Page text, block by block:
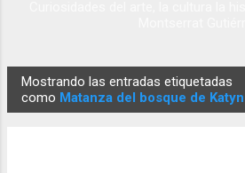
n
Mostrando las entradas etiquetadas
como Matanza del bosque de Katyn